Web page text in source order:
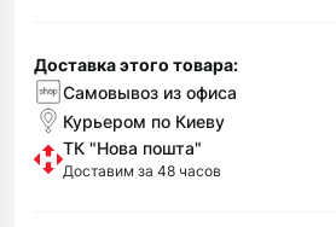
Доставка этого товара:
Самовывоз из офиса
Курьером по Киеву
ТК "Нова пошта"
Доставим за 48 часов